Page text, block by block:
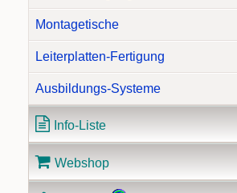
Montagetische
Leiterplatten-Fertigung
Ausbildungs-Systeme
Info-Liste
Webshop